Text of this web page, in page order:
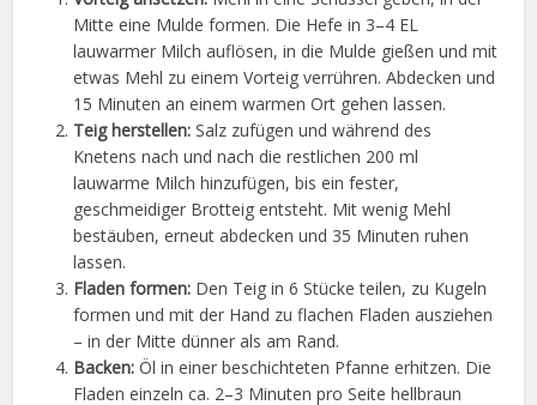
Mitte eine Mulde formen. Die Hefe in 3–4 EL
lauwarmer Milch auflösen, in die Mulde gießen und mit
etwas Mehl zu einem Vorteig verrühren. Abdecken und
15 Minuten an einem warmen Ort gehen lassen.
Teig herstellen: Salz zufügen und während des
Knetens nach und nach die restlichen 200 ml
lauwarme Milch hinzufügen, bis ein fester,
geschmeidiger Brotteig entsteht. Mit wenig Mehl
bestäuben, erneut abdecken und 35 Minuten ruhen
lassen.
Fladen formen: Den Teig in 6 Stücke teilen, zu Kugeln
formen und mit der Hand zu flachen Fladen ausziehen
– in der Mitte dünner als am Rand.
Backen: Öl in einer beschichteten Pfanne erhitzen. Die
Fladen einzeln ca. 2–3 Minuten pro Seite hellbraun